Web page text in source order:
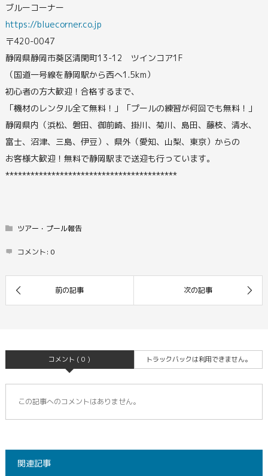
ブルーコーナー
https://bluecorner.co.jp
〒420-0047
静岡県静岡市葵区清閑町13-12 ツインコア1F
（国道一号線を静岡駅から西へ1.5km）
初心者の方大歓迎！合格するまで、
「機材のレンタル全て無料！」「プールの練習が何回でも無料！」
静岡県内（浜松、磐田、御前崎、掛川、菊川、島田、藤枝、清水、
富士、沼津、三島、伊豆）、県外（愛知、山梨、東京）からの
お客様大歓迎！無料で静岡駅まで送迎も行っています。
*****************************************
ツアー・プール報告
コメント: 0
コメント ( 0 ) トラックバックは利用できません。
この記事へのコメントはありません。
関連記事